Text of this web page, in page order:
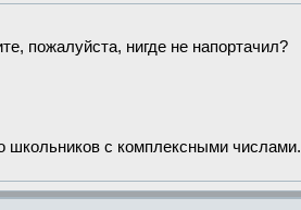
пожалуйста, нигде не напортачил?
школьников с комплексными числами.